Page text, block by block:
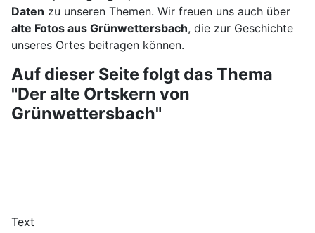
Daten zu unseren Themen. Wir freuen uns auch über
alte Fotos aus Grünwettersbach, die zur Geschichte
unseres Ortes beitragen können.
Auf dieser Seite folgt das Thema
"Der alte Ortskern von
Grünwettersbach"
Text